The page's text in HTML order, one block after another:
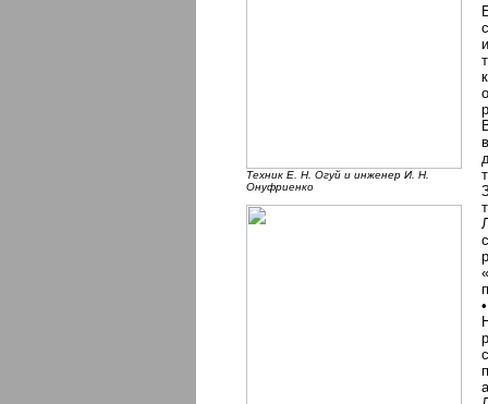
Техник Е. Н. Огуй и инженер И. Н.
Онуфриенко